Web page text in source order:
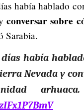
había hablado
conversar sobre
Sarabia.
había
Nevada y